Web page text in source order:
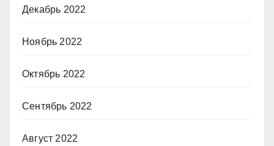
Декабрь 2022
Ноябрь 2022
Октябрь 2022
Сентябрь 2022
Август 2022